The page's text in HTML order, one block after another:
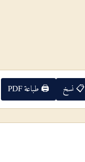
📋 نسخ 🖨 طباعة PDF